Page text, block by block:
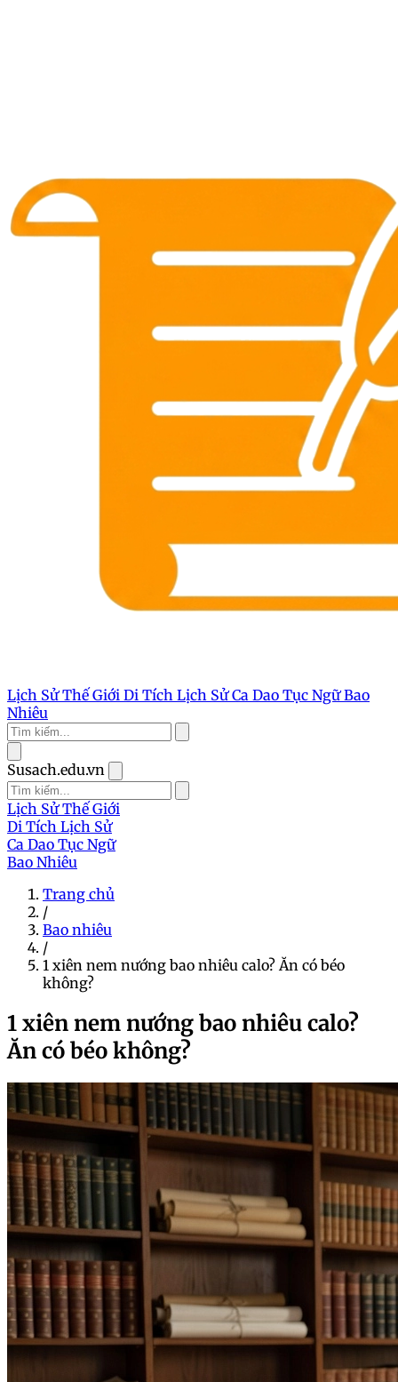
Lịch Sử Thế Giới Di Tích Lịch SửCa Dao Tục NgữBao
Nhiêu
Susach.edu.vn
Lịch Sử Thế Giới
Di Tích Lịch Sử
Ca Dao Tục Ngữ
Bao Nhiêu
Trang chủ
/
Bao nhiêu
/
1 xiên nem nướng bao nhiêu calo? Ăn có béo
không?
1 xiên nem nướng bao nhiêu calo?
Ăn có béo không?